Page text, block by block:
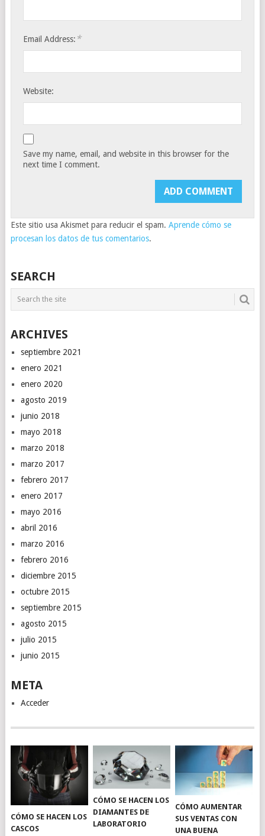
Email Address: *
Website:
Save my name, email, and website in this browser for the
next time I comment.
Este sitio usa Akismet para reducir el spam. Aprende cómo se
procesan los datos de tus comentarios.
SEARCH
ARCHIVES
septiembre 2021
enero 2021
enero 2020
agosto 2019
junio 2018
mayo 2018
marzo 2018
marzo 2017
febrero 2017
enero 2017
mayo 2016
abril 2016
marzo 2016
febrero 2016
diciembre 2015
octubre 2015
septiembre 2015
agosto 2015
julio 2015
junio 2015
META
Acceder
CÓMO SE HACEN LOS
CASCOS
CÓMO SE HACEN LOS
DIAMANTES DE
LABORATORIO
CÓMO AUMENTAR
SUS VENTAS CON
UNA BUENA